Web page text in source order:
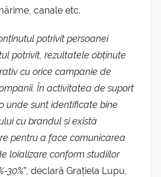
canale etc.
potrivit persoanei
potrivit, rezultatele obținute
cu orice campanie de
În activitatea de suport
unde sunt identificate bine
cu brandul și există
pentru a face comunicarea
loializare conform studiilor
30%”, declară Grațiela Lupu,